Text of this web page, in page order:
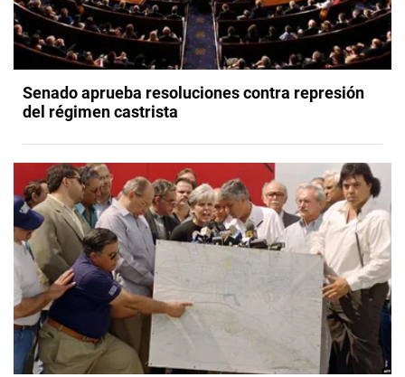
Senado aprueba resoluciones contra represión
del régimen castrista